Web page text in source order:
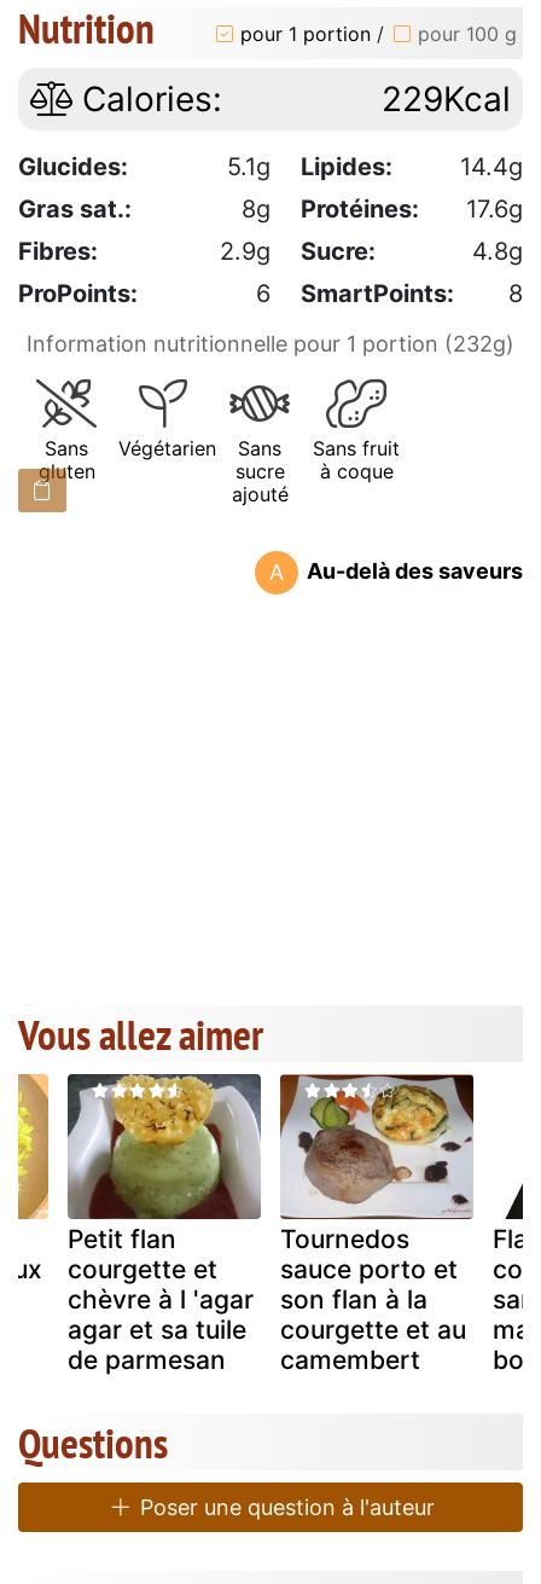
Nutrition pour 1 portion / pour 100 g
Calories: 229Kcal
Glucides: 5.1g Lipides:
14.4g
Gras sat.:
8g Protéines:
17.6g
Fibres:
2.9g Sucre:
4.8g
ProPoints:
6 SmartPoints: 8
Information nutritionnelle pour 1 portion (232g)
Sans
gluten
Végétarien
Sans
sucre
ajouté
Sans fruit
à coque
A Au-delà des saveurs
Vous allez aimer
Petit flan
courgette et
chèvre à l 'agar
agar et sa tuile
de parmesan
Tournedos
sauce porto et
son flan à la
courgette et au
camembert
Questions
Poser une question à l'auteur